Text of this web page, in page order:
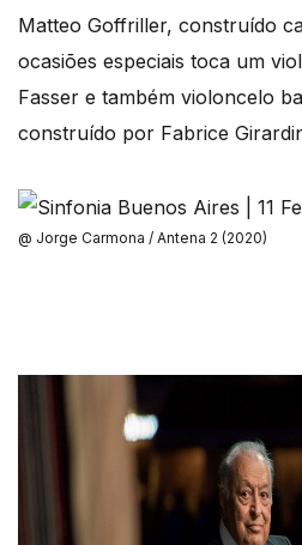
Matteo Goffriller, construído
ocasiões especiais toca um
Fasser e também violoncelo
construído por Fabrice
@ Jorge Carmona / Antena 2 (2020)